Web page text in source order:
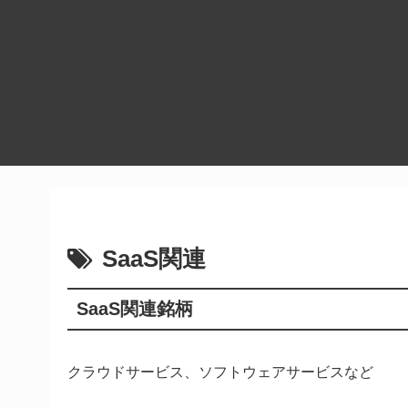
SaaS関連
SaaS関連銘柄
クラウドサービス、ソフトウェアサービスなど